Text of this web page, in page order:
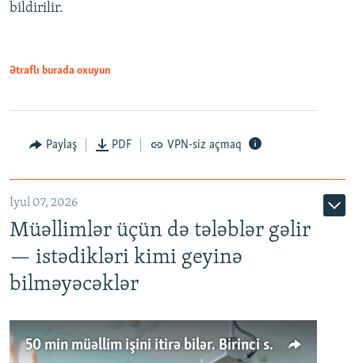
bildirilir.
Ətraflı burada oxuyun
Paylaş PDF VPN-siz açmaq
İyul 07, 2026
Müəllimlər üçün də tələblər gəlir
— istədikləri kimi geyinə
bilməyəcəklər
50 min müəllim işini itirə bilər. Birinci sinfə gedənlər azalır